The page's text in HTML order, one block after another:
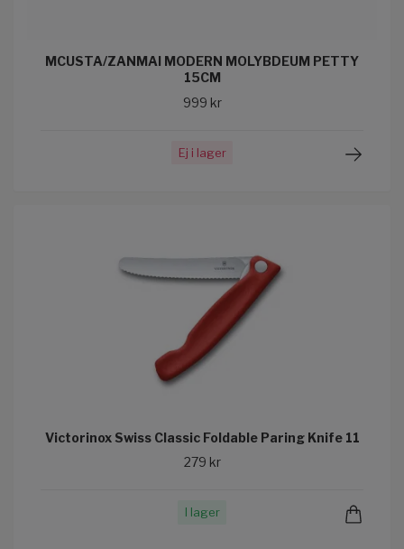
MCUSTA/ZANMAI MODERN MOLYBDEUM PETTY
15CM
999 kr
Ej i lager
Victorinox Swiss Classic Foldable Paring Knife 11
279 kr
I lager